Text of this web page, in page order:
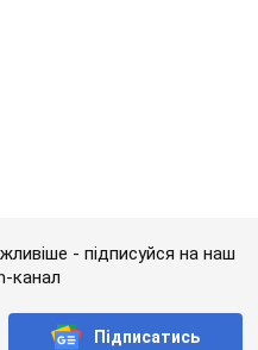
- підписуйся на наш
канал
Підписатись